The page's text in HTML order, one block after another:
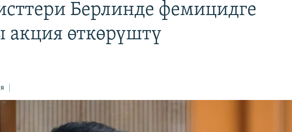
Берлинде фемицидге
өткөрүштү